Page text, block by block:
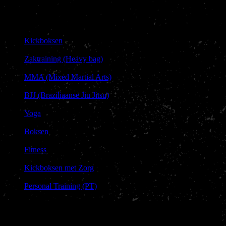
Kickboksen
Zaktraining (Heavy bag)
MMA (Mixed Martial Arts)
BJJ (Braziliaanse Jiu Jitsu)
|
Yoga
Boksen
Fitness
Kickboksen met Zorg
Personal Training (PT)